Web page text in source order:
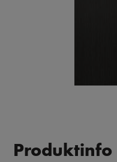
Produktinfo